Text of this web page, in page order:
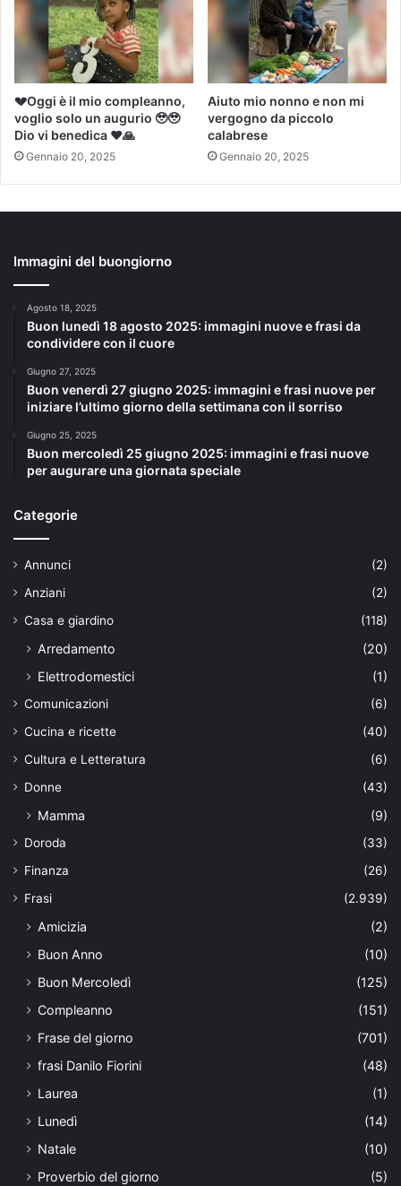
💔Oggi è il mio compleanno,
voglio solo un augurio 🥹🥹
Dio vi benedica ❤️🙏
Gennaio 20, 2025
Aiuto mio nonno e non mi
vergogno da piccolo
calabrese
Gennaio 20, 2025
Immagini del buongiorno
Agosto 18, 2025
Buon lunedì 18 agosto 2025: immagini nuove e frasi da
condividere con il cuore
Giugno 27, 2025
Buon venerdì 27 giugno 2025: immagini e frasi nuove per
iniziare l’ultimo giorno della settimana con il sorriso
Giugno 25, 2025
Buon mercoledì 25 giugno 2025: immagini e frasi nuove
per augurare una giornata speciale
Categorie
Annunci
(2)
Anziani
(2)
Casa e giardino
(118)
Arredamento
(20)
Elettrodomestici
(1)
Comunicazioni
(6)
Cucina e ricette
(40)
Cultura e Letteratura
(6)
Donne
(43)
Mamma (9)
Doroda
(33)
Finanza
(26)
Frasi
(2.939)
Amicizia
(2)
Buon Anno
(10)
Buon Mercoledì
(125)
Compleanno
(151)
Frase del giorno
(701)
frasi Danilo Fiorini
(48)
Laurea
(1)
Lunedì
(14)
Natale
(10)
Proverbio del giorno
(5)